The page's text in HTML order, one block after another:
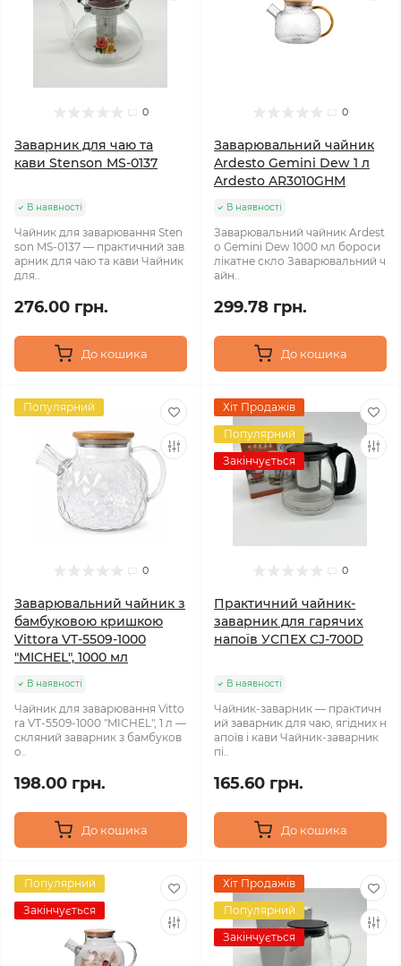
0
Заварник для чаю та
кави Stenson MS-0137
В наявності
Чайник для заварювання Sten
son MS-0137 — практичний зав
арник для чаю та кави Чайник
для..
276.00 грн.
До кошика
0
Заварювальний чайник
Ardesto Gemini Dew 1 л
Ardesto AR3010GHM
В наявності
Заварювальний чайник Ardest
o Gemini Dew 1000 мл бороси
лікатне скло Заварювальний ч
айн..
299.78 грн.
До кошика
Популярний
0
Заварювальний чайник з
бамбуковою кришкою
Vittora VT-5509-1000
"MICHEL", 1000 мл
В наявності
Чайник для заварювання Vitto
ra VT-5509-1000 "MICHEL", 1 л —
скляний заварник з бамбуков
о..
198.00 грн.
До кошика
Хіт Продажів
Популярний
Закінчується
0
Практичний чайник-
заварник для гарячих
напоїв УСПЕХ CJ-700D
В наявності
Чайник-заварник — практичн
ий заварник для чаю, ягідних н
апоїв і кави Чайник-заварник
пі..
165.60 грн.
До кошика
Популярний
Закінчується
Хіт Продажів
Популярний
Закінчується